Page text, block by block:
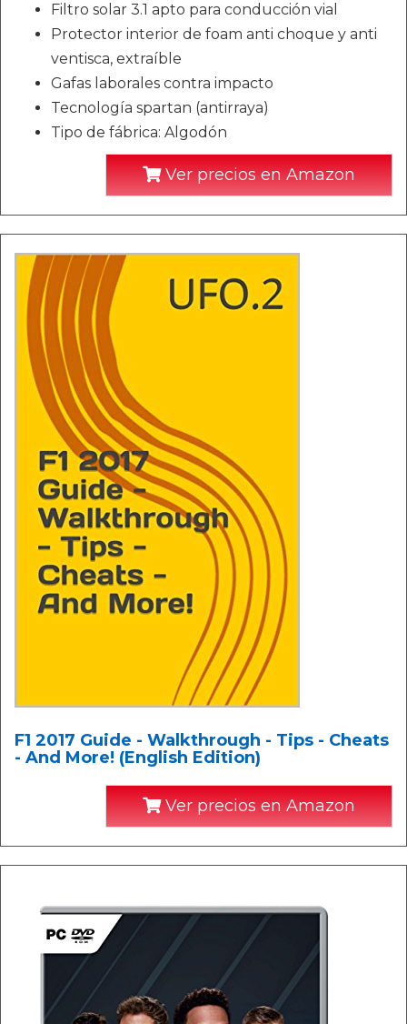
Filtro solar 3.1 apto para conducción vial
Protector interior de foam anti choque y anti
ventisca, extraíble
Gafas laborales contra impacto
Tecnología spartan (antirraya)
Tipo de fábrica: Algodón
Ver precios en Amazon
F1 2017 Guide - Walkthrough - Tips - Cheats
- And More! (English Edition)
Ver precios en Amazon